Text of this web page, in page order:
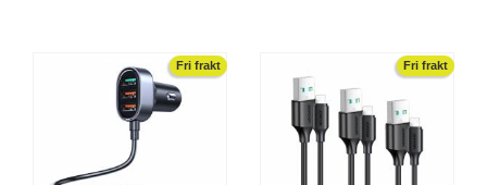
Fri frakt Fri frakt